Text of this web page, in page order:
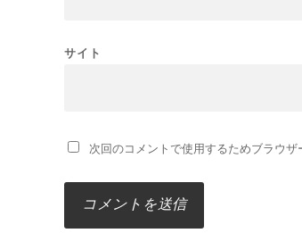
サイト
次回のコメントで使用するためブラウ